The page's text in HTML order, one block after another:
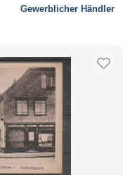
Gewerblicher Händler